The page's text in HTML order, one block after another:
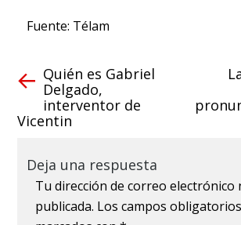
Fuente: Télam
Quién es Gabriel
Delgado,
interventor de
Vicentin
Deja una respuesta
Tu dirección de correo electrónico
publicada. Los campos